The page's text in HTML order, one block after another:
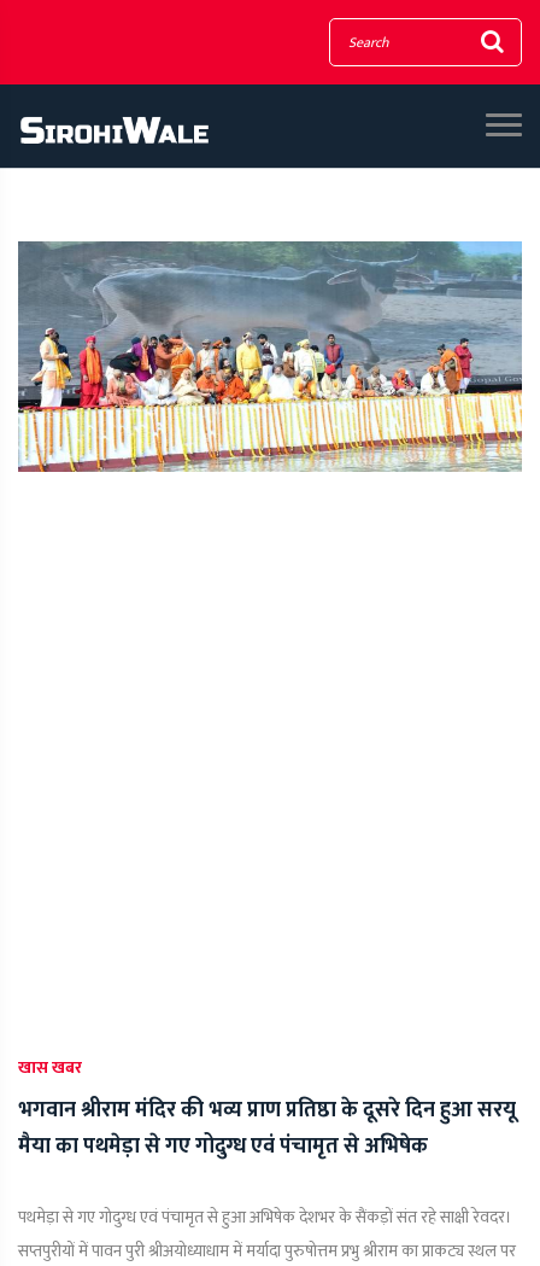
खास खबर
भगवान श्रीराम मंदिर की भव्य प्राण प्रतिष्ठा के दूसरे दिन हुआ सरयू
मैया का पथमेड़ा से गए गोदुग्ध एवं पंचामृत से अभिषेक
पथमेड़ा से गए गोदुग्ध एवं पंचामृत से हुआ अभिषेक देशभर के सैंकड़ों संत रहे साक्षी रेवदर।
सप्तपुरीयों में पावन पुरी श्रीअयोध्याधाम में मर्यादा पुरुषोत्तम प्रभु श्रीराम का प्राकट्य स्थल पर